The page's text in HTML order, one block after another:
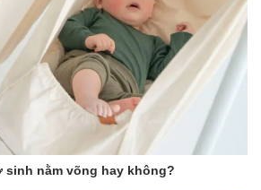
sinh nằm võng hay không?